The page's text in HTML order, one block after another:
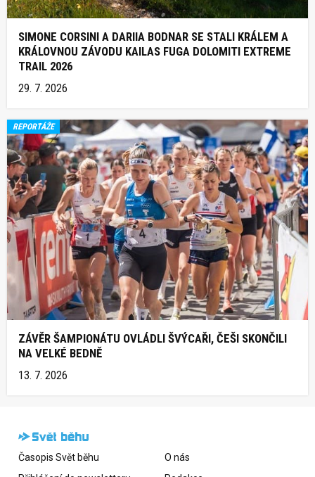
SIMONE CORSINI A DARIIA BODNAR SE STALI KRÁLEM A
KRÁLOVNOU ZÁVODU KAILAS FUGA DOLOMITI EXTREME
TRAIL 2026
29. 7. 2026
REPORTÁŽE
ZÁVĚR ŠAMPIONÁTU OVLÁDLI ŠVÝCAŘI, ČEŠI SKONČILI
NA VELKÉ BEDNĚ
13. 7. 2026
Časopis Svět běhu
O nás